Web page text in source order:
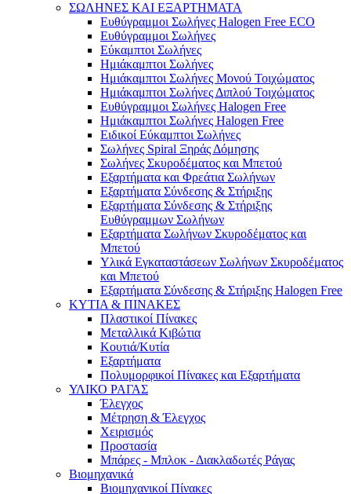
ΣΩΛΗΝΕΣ ΚΑΙ ΕΞΑΡΤΗΜΑΤΑ
Ευθύγραμμοι Σωλήνες Halogen Free ECO
Ευθύγραμμοι Σωλήνες
Εύκαμπτοι Σωλήνες
Ημιάκαμπτοι Σωλήνες
Ημιάκαμπτοι Σωλήνες Μονού Τοιχώματος
Ημιάκαμπτοι Σωλήνες Διπλού Τοιχώματος
Ευθύγραμμοι Σωλήνες Halogen Free
Ημιάκαμπτοι Σωλήνες Halogen Free
Ειδικοί Εύκαμπτοι Σωλήνες
Σωλήνες Spiral Ξηράς Δόμησης
Σωλήνες Σκυροδέματος και Μπετού
Εξαρτήματα και Φρεάτια Σωλήνων
Εξαρτήματα Σύνδεσης & Στήριξης
Εξαρτήματα Σύνδεσης & Στήριξης
Ευθύγραμμων Σωλήνων
Εξαρτήματα Σωλήνων Σκυροδέματος και
Μπετού
Υλικά Εγκαταστάσεων Σωλήνων Σκυροδέματος
και Μπετού
Εξαρτήματα Σύνδεσης & Στήριξης Halogen Free
ΚΥΤΙΑ & ΠΙΝΑΚΕΣ
Πλαστικοί Πίνακες
Μεταλλικά Κιβώτια
Κουτιά/Κυτία
Εξαρτήματα
Πολυμορφικοί Πίνακες και Εξαρτήματα
ΥΛΙΚΟ ΡΑΓΑΣ
Έλεγχος
Μέτρηση & Έλεγχος
Χειρισμός
Προστασία
Μπάρες - Μπλοκ - Διακλαδωτές Ράγας
Βιομηχανικά
Βιομηχανικοί Πίνακες